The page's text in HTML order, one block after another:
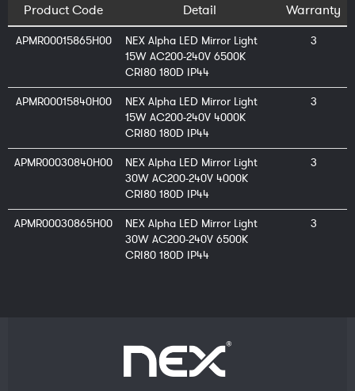
Product Code Detail Warranty
APMR00015865H00
NEX Alpha LED Mirror Light
15W AC200-240V 6500K
CRI80 180D IP44
3
APMR00015840H00
NEX Alpha LED Mirror Light
15W AC200-240V 4000K
CRI80 180D IP44
3
APMR00030840H00
NEX Alpha LED Mirror Light
30W AC200-240V 4000K
CRI80 180D IP44
3
APMR00030865H00
NEX Alpha LED Mirror Light
30W AC200-240V 6500K
CRI80 180D IP44
3